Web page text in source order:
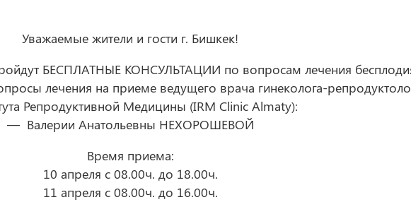
Уважаемые жители и гости г. Бишкек!
БЕСПЛАТНЫЕ КОНСУЛЬТАЦИИ по вопросам лечения
лечения на приеме ведущего врача гинеколога-
Репродуктивной Медицины (IRM Clinic Almaty):
— Валерии Анатольевны НЕХОРОШЕВОЙ
Время приема:
10 апреля с 08.00ч. до 18.00ч.
11 апреля с 08.00ч. до 16.00ч.